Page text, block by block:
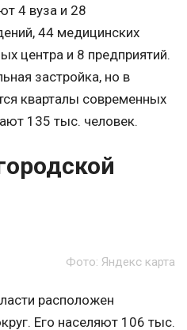
4 вуза и 28
44 медицинских
центра и 8 предприятий.
застройка, но в
кварталы современных
135 тыс. человек.
Фото: Яндекс карта
расположен
Его населяют 106 тыс.